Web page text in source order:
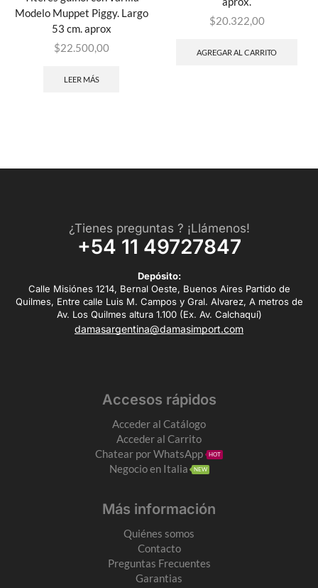
Modelo Muppet Piggy. Largo
53 cm. aprox
$22.500,00
LEER MÁS
$20.322,00
AGREGAR AL CARRITO
¿Tienes preguntas ? ¡Llámenos!
+54 11 49727847
Depósito:
Calle Misiónes 1214, Bernal Oeste, Buenos Aires Partido de
Quilmes, Entre calle Luis M. Campos y Gral. Alvarez, A metros de
Av. Los Quilmes altura 1.100 (Ex. Av. Calchaquí)
damasargentina@damasimport.com
Accesos rápidos
Acceder al Catálogo
Acceder al Carrito
Chatear por WhatsApp
HOT
Negocio en Italia NEW
Más información
Quiénes somos
Contacto
Preguntas Frecuentes
Garantias